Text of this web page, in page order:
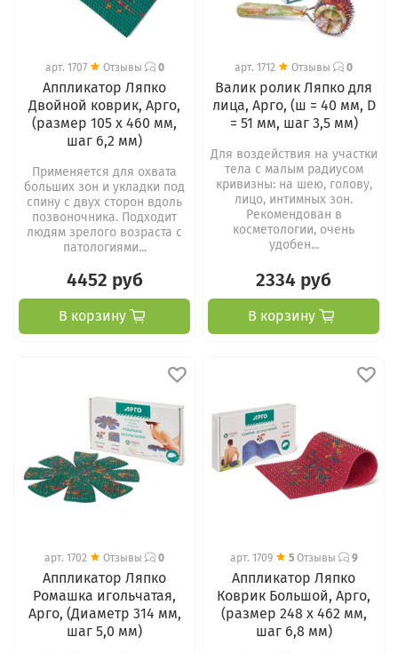
арт. 1707 Отзывы 0
Аппликатор Ляпко
Двойной коврик, Арго,
(размер 105 х 460 мм,
шаг 6,2 мм)
Применяется для охвата
больших зон и укладки под
спину с двух сторон вдоль
позвоночника. Подходит
людям зрелого возраста с
патологиями...
4452 руб
В корзину
арт. 1712 Отзывы 0
Валик ролик Ляпко для
лица, Арго, (ш = 40 мм, D
= 51 мм, шаг 3,5 мм)
Для воздействия на участки
тела с малым радиусом
кривизны: на шею, голову,
лицо, интимных зон.
Рекомендован в
косметологии, очень
удобен...
2334 руб
В корзину
арт. 1702 Отзывы 0
Аппликатор Ляпко
Ромашка игольчатая,
Арго, (Диаметр 314 мм,
шаг 5,0 мм)
арт. 1709 5Отзывы 9
Аппликатор Ляпко
Коврик Большой, Арго,
(размер 248 х 462 мм,
шаг 6,8 мм)